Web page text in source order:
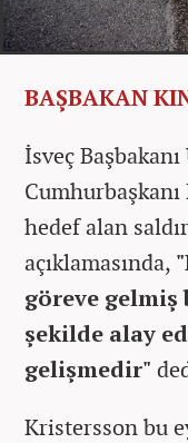
BAŞBAKAN
İsveç
hedef alan
açıklamasında,
göreve gelmiş
şekilde alay
gelişmedir"
Kristersson bu